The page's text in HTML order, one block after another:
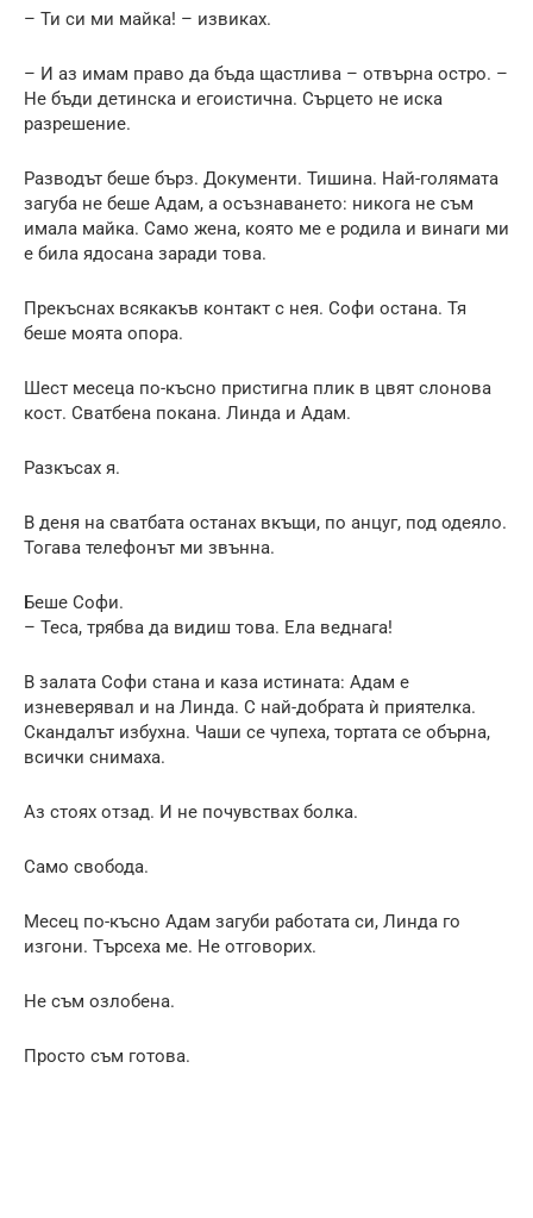
– Ти си ми майка! – извиках.
– И аз имам право да бъда щастлива – отвърна остро. –
Не бъди детинска и егоистична. Сърцето не иска
разрешение.
Разводът беше бърз. Документи. Тишина. Най-голямата
загуба не беше Адам, а осъзнаването: никога не съм
имала майка. Само жена, която ме е родила и винаги ми
е била ядосана заради това.
Прекъснах всякакъв контакт с нея. Софи остана. Тя
беше моята опора.
Шест месеца по-късно пристигна плик в цвят слонова
кост. Сватбена покана. Линда и Адам.
Разкъсах я.
В деня на сватбата останах вкъщи, по анцуг, под одеяло.
Тогава телефонът ми звънна.
Беше Софи.
– Теса, трябва да видиш това. Ела веднага!
В залата Софи стана и каза истината: Адам е
изневерявал и на Линда. С най-добрата ѝ приятелка.
Скандалът избухна. Чаши се чупеха, тортата се обърна,
всички снимаха.
Аз стоях отзад. И не почувствах болка.
Само свобода.
Месец по-късно Адам загуби работата си, Линда го
изгони. Търсеха ме. Не отговорих.
Не съм озлобена.
Просто съм готова.